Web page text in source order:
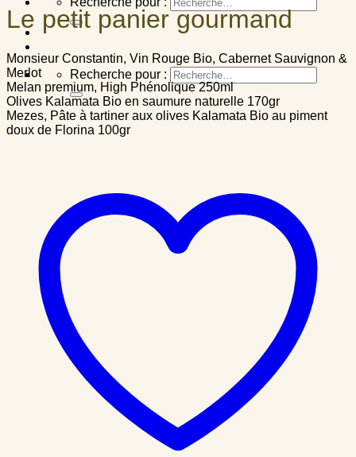
Recherche pour :
Le petit panier gourmand
Monsieur Constantin, Vin Rouge Bio, Cabernet Sauvignon &
Merlot
Melan premium, High Phénolique 250ml
Olives Kalamata Bio en saumure naturelle 170gr
Mezes, Pâte à tartiner aux olives Kalamata Bio au piment
doux de Florina 100gr